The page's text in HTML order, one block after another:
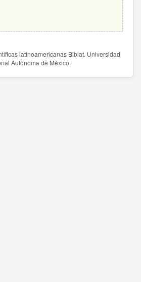
latinoamericanas Biblat. Universidad
Autónoma de México.